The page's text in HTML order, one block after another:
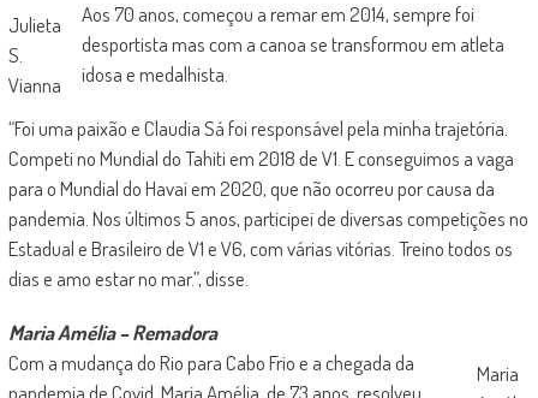
Julieta
S.
Vianna
Aos 70 anos, começou a remar em 2014, sempre foi
desportista mas com a canoa se transformou em atleta
idosa e medalhista.
“Foi uma paixão e Claudia Sá foi responsável pela minha trajetória.
Competi no Mundial do Tahiti em 2018 de V1. E conseguimos a vaga
para o Mundial do Havai em 2020, que não ocorreu por causa da
pandemia. Nos últimos 5 anos, participei de diversas competições no
Estadual e Brasileiro de V1 e V6, com várias vitórias. Treino todos os
dias e amo estar no mar.”, disse.
Maria
Maria Amélia – Remadora
Com a mudança do Rio para Cabo Frio e a chegada da
pandemia de Covid, Maria Amélia, de 73 anos, resolveu